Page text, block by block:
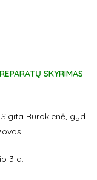
SKYRIMAS
Burokienė, gyd.
3 d.